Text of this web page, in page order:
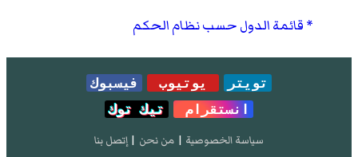
قائمة الدول حسب نظام الحكم
تويتر يوتيوب
فيسبوك
انستقرام
تيك توك
سياسة الخصوصية | من نحن | إتصل بنا